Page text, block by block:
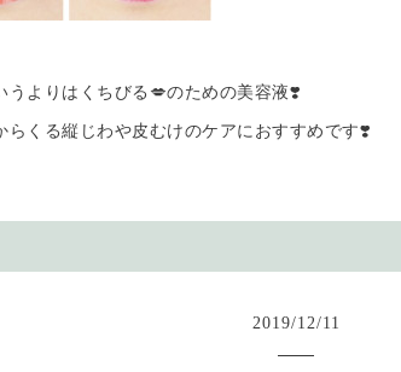
うよりはくちびる💋のための美容液❣️
らくる縦じわや皮むけのケアにおすすめです❣️
2019/12/11